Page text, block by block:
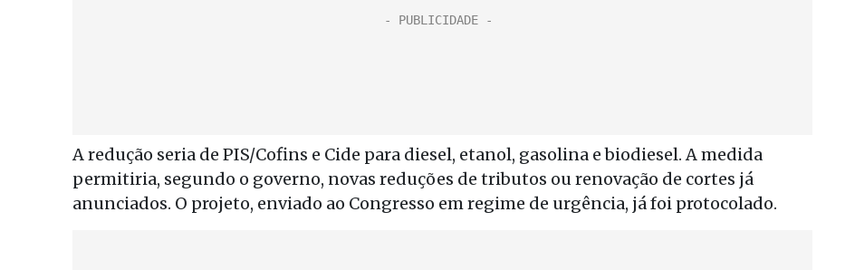
A redução seria de PIS/Cofins e Cide para diesel, etanol, gasolina e biodiesel. A medida
permitiria, segundo o governo, novas reduções de tributos ou renovação de cortes já
anunciados. O projeto, enviado ao Congresso em regime de urgência, já foi protocolado.